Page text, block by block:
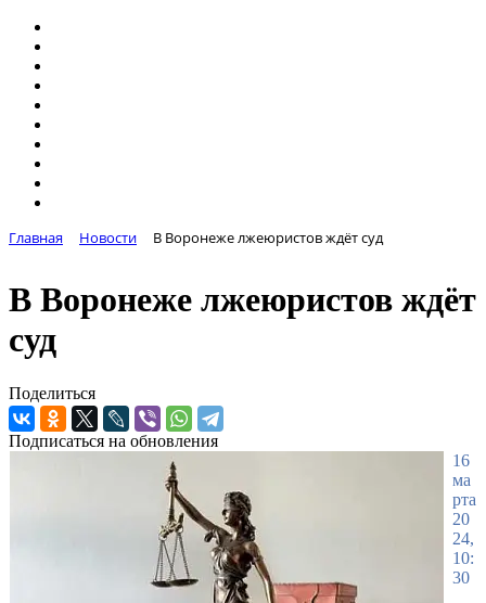
Главная Новости В Воронеже лжеюристов ждёт суд
В Воронеже лжеюристов ждёт
суд
Поделиться
Подписаться на обновления
16
ма
рта
20
24,
10:
30